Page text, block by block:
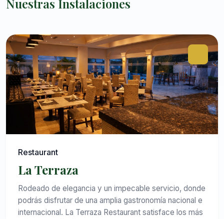
Nuestras Instalaciones
Restaurant
La Terraza
Rodeado de elegancia y un impecable servicio, donde
podrás disfrutar de una amplia gastronomía nacional e
internacional. La Terraza Restaurant satisface los más